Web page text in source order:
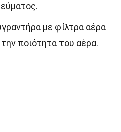
με φίλτρα αέρα
ποιότητα του αέρα.